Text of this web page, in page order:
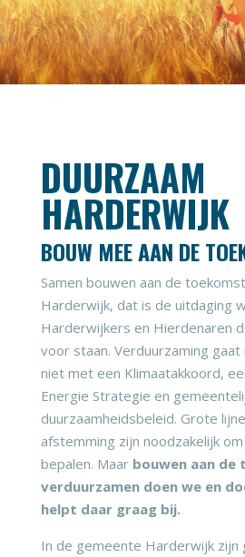
DUURZAAM
HARDERWIJK
BOUW MEE AAN DE
Samen bouwen aan de
Harderwijk, dat is de uitdaging
Harderwijkers en Hierdenaren
voor staan. Verduurzaming
niet met een Klimaatakkoord,
Energie Strategie en
duurzaamheidsbeleid. Grote
afstemming zijn noodzakelijk
bepalen. Maarbouwen aan de
verduurzamen doen we en
helpt daar graag bij.
In de gemeente Harderwijk zijn